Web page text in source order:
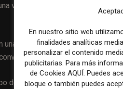
variedad de historias, desde
variedad de capacidades
de sala de
de BBC Verify combina
En nuestro sitio web
finalidades analíticas
personalizar el contenido
publicitarias. Para más
de Cookies AQUÍ. Puedes
bloque o también puedes